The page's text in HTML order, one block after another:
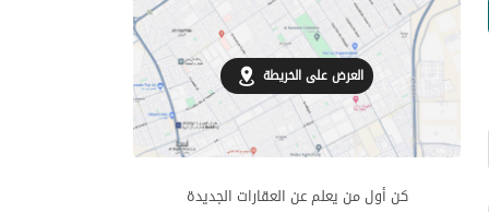
العرض على الخريطة
كن أول من يعلم عن العقارات الجديدة